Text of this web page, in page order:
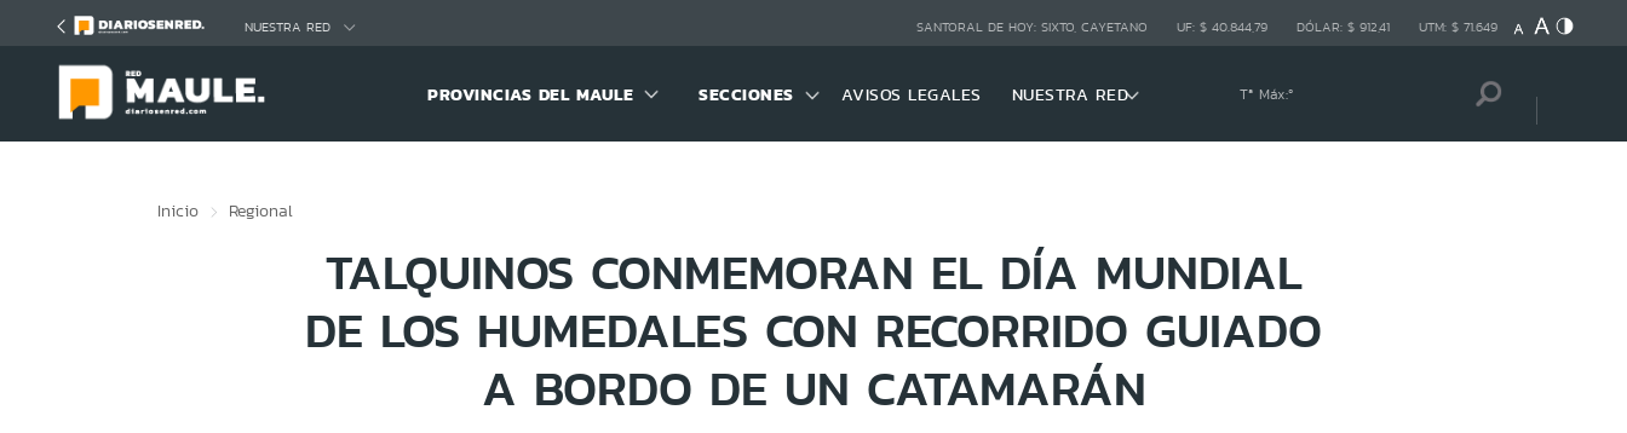
NUESTRA RED SANTORAL DE HOY: SIXTO, CAYETANO UF: $ 40.844,79 DÓLAR: $ 912,41 UTM: $ 71.649
PROVINCIAS DEL MAULE SECCIONES AVISOS LEGALES NUESTRA RED Tª Máx:º
Inicio Regional
TALQUINOS CONMEMORAN EL DÍA MUNDIAL
DE LOS HUMEDALES CON RECORRIDO GUIADO
A BORDO DE UN CATAMARÁN